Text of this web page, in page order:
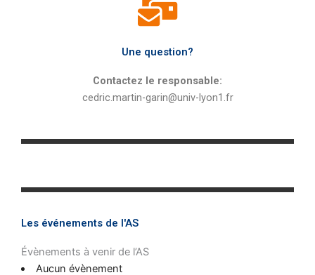
Une question?
Contactez le responsable:
cedric.martin-garin@univ-lyon1.fr
Les événements de l'AS
Évènements à venir de l’AS
Aucun évènement